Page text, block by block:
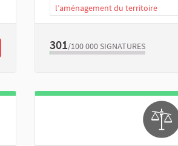
l’aménagement du territoire
301/100 000 SIGNATURES